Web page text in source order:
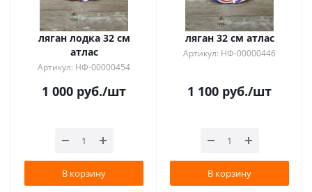
ляган лодка 32 см
атлас
Артикул: НФ-00000454
1 000 руб./шт
В корзину
ляган 32 см атлас
Артикул: НФ-00000446
1 100 руб./шт
В корзину